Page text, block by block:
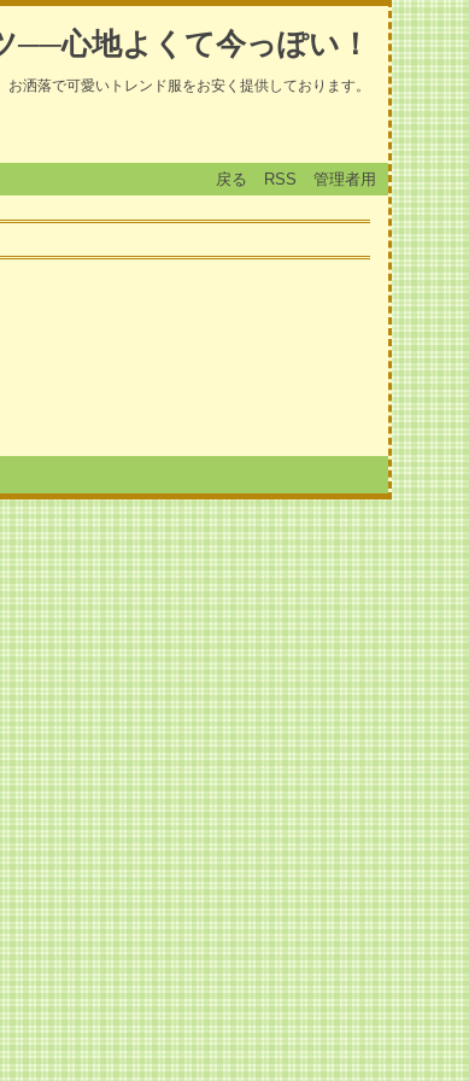
──心地よくて今っぽい！
お洒落で可愛いトレンド服をお安く提供しております。
戻る RSS 管理者用